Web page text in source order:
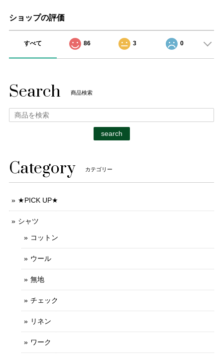
ショップの評価
すべて 86 3 0
Search 商品検索
search
Category カテゴリー
★PICK UP★
シャツ
コットン
ウール
無地
チェック
リネン
ワーク